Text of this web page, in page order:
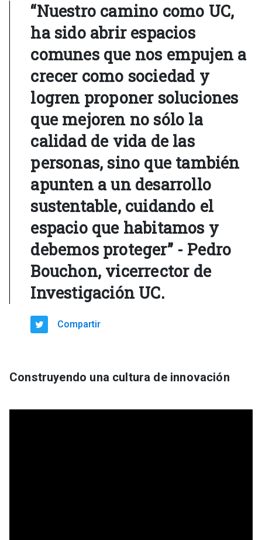
“Nuestro camino como UC,
ha sido abrir espacios
comunes que nos empujen a
crecer como sociedad y
logren proponer soluciones
que mejoren no sólo la
calidad de vida de las
personas, sino que también
apunten a un desarrollo
sustentable, cuidando el
espacio que habitamos y
debemos proteger” - Pedro
Bouchon, vicerrector de
Investigación UC.
Compartir
Construyendo una cultura de innovación